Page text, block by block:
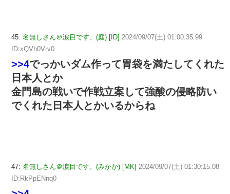
45: 名無しさん＠涙目です。(庭) [ID] 2024/09/07(土) 01:00:35.99
ID:xQVh0Vrv0
>>4でっかいダム作って胃袋を満たしてくれた
日本人とか
金門島の戦いで作戦立案して強酸の侵略防い
でくれた日本人とかいるからね
47: 名無しさん＠涙目です。(みかか) [MK] 2024/09/07(土) 01:30:15.08
ID:RkPpENnq0